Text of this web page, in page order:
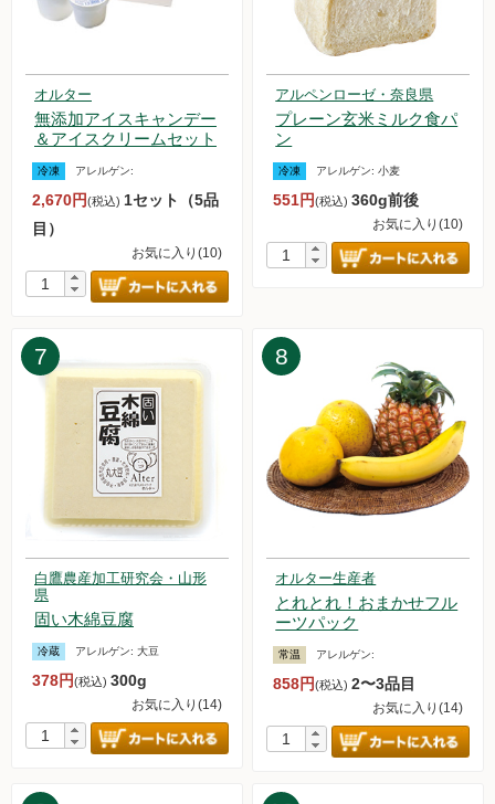
2025.1.11【毎週土曜日更新！】品ものアイテムを更新しまし
2024.12.28【毎週土曜日更新！】黒瀬さん他（ライスロッヂ
大潟）の農薬不使用栽培 白米・玄米の販売を再開いたしまし
た。
2024.12.28【毎週土曜日更新！】品ものアイテムを更新しま
した。
2024.12.21【重要なお知らせ】本人認証サービス3Dセキュア
2.0導入のお知らせ
2024.12.21【毎週土曜日更新！】品ものアイテムを更新しま
2024.12.14【毎週土曜日更新！】品ものアイテムを更新しま
2024.12.7【毎週土曜日更新！】品ものアイテムを更新しまし
た。
2024.11.30【毎週土曜日更新！】品ものアイテムを更新しま
した。
2024.11.23【毎週土曜日更新！】品ものアイテムを更新しま
2024.11.16【毎週土曜日更新！】品ものアイテムを更新しま
した。
た。
2024.11.1【毎週土曜日更新！】品ものアイテムを更新しまし
た。
2024.10.26【毎週土曜日更新！】品ものアイテムを更新しま
した。
2024.10.19【毎週土曜日更新！】品ものアイテムを更新しま
した。
2024.10.12【毎週土曜日更新！】品ものアイテムを更新しま
2024.10.5【毎週土曜日更新！】品ものアイテムを更新しまし
オルター
無添加アイスキャンデー
＆アイスクリームセット
冷凍 アレルゲン:
2,670円(税込) 1セット（5品
目）
お気に入り(10)
アルペンローゼ・奈良県
プレーン玄米ミルク食パ
ン
冷凍 アレルゲン:小麦
551円(税込)360g前後
お気に入り(10)
7
白鷹農産加工研究会・山形
県
固い木綿豆腐
冷蔵 アレルゲン: 大豆
378円(税込) 300g
お気に入り(14)
8
オルター生産者
とれとれ！おまかせフル
ーツパック
常温 アレルゲン:
858円(税込)2〜3品目
お気に入り(14)